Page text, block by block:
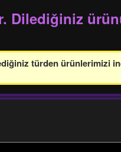
Dilediğiniz
türden